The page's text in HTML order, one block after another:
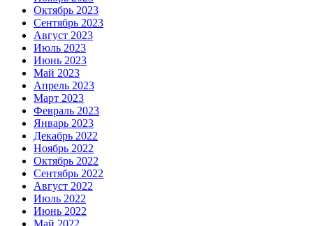
Октябрь 2023
Сентябрь 2023
Август 2023
Июль 2023
Июнь 2023
Май 2023
Апрель 2023
Март 2023
Февраль 2023
Январь 2023
Декабрь 2022
Ноябрь 2022
Октябрь 2022
Сентябрь 2022
Август 2022
Июль 2022
Июнь 2022
Май 2022